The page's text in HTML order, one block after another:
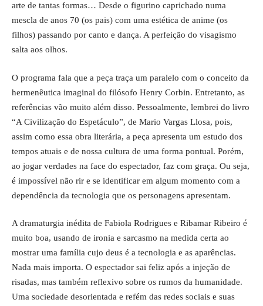
arte de tantas formas… Desde o figurino caprichado numa
mescla de anos 70 (os pais) com uma estética de anime (os
filhos) passando por canto e dança. A perfeição do visagismo
salta aos olhos.
O programa fala que a peça traça um paralelo com o conceito da
hermenêutica imaginal do filósofo Henry Corbin. Entretanto, as
referências vão muito além disso. Pessoalmente, lembrei do livro
“A Civilização do Espetáculo”, de Mario Vargas Llosa, pois,
assim como essa obra literária, a peça apresenta um estudo dos
tempos atuais e de nossa cultura de uma forma pontual. Porém,
ao jogar verdades na face do espectador, faz com graça. Ou seja,
é impossível não rir e se identificar em algum momento com a
dependência da tecnologia que os personagens apresentam.
A dramaturgia inédita de Fabiola Rodrigues e Ribamar Ribeiro é
muito boa, usando de ironia e sarcasmo na medida certa ao
mostrar uma família cujo deus é a tecnologia e as aparências.
Nada mais importa. O espectador sai feliz após a injeção de
risadas, mas também reflexivo sobre os rumos da humanidade.
Uma sociedade desorientada e refém das redes sociais e suas